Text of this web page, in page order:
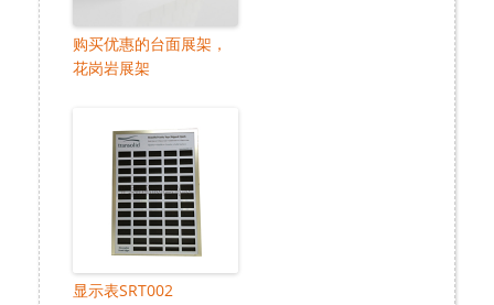
购买优惠的台面展架，
花岗岩展架
显示表SRT002